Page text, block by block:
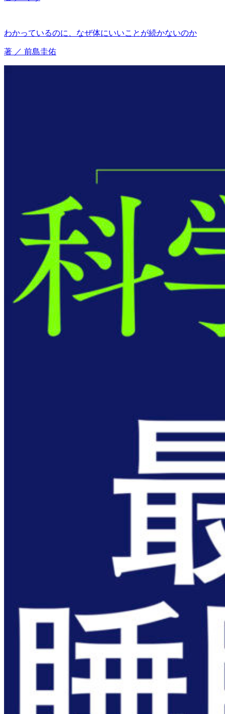
わかっているのに、なぜ体にいいことが続かないのか
著 ／ 前島圭佑